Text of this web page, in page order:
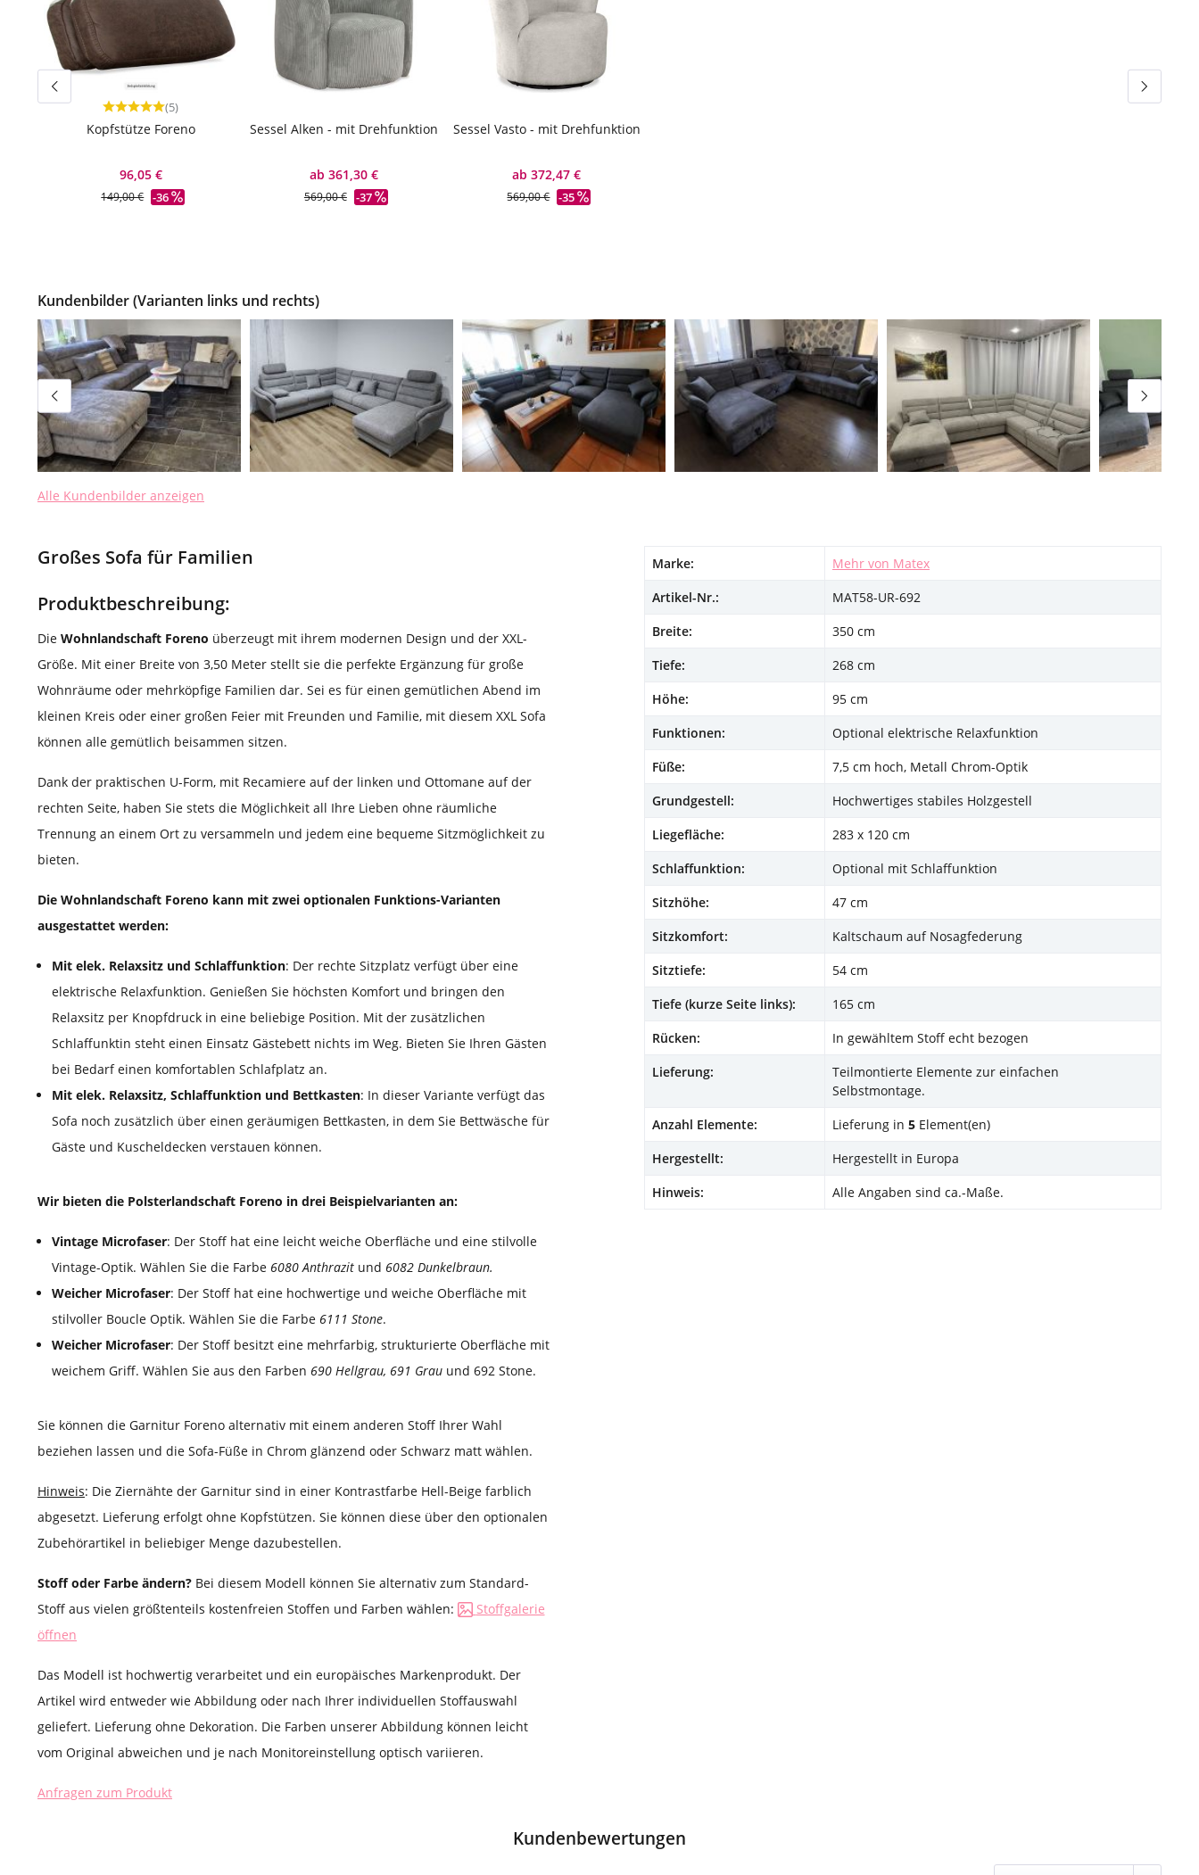
Durchschnittliche Bewertung von 5 von 5 Sternen
(5)
Kopfstütze Foreno
96,05 €
149,00 € -36
Sessel Alken - mit Drehfunktion
ab 361,30 €
569,00 € -37
Sessel Vasto - mit Drehfunktion
ab 372,47 €
569,00 € -35
Kundenbilder (Varianten links und rechts)
Alle Kundenbilder anzeigen
Großes Sofa für Familien
Produktbeschreibung:
Die Wohnlandschaft Foreno überzeugt mit ihrem modernen Design und der XXL-
Größe. Mit einer Breite von 3,50 Meter stellt sie die perfekte Ergänzung für große
Wohnräume oder mehrköpfige Familien dar. Sei es für einen gemütlichen Abend im
kleinen Kreis oder einer großen Feier mit Freunden und Familie, mit diesem XXL Sofa
können alle gemütlich beisammen sitzen.
Dank der praktischen U-Form, mit Recamiere auf der linken und Ottomane auf der
rechten Seite, haben Sie stets die Möglichkeit all Ihre Lieben ohne räumliche
Trennung an einem Ort zu versammeln und jedem eine bequeme Sitzmöglichkeit zu
bieten.
Die Wohnlandschaft Foreno kann mit zwei optionalen Funktions-Varianten
ausgestattet werden:
Mit elek. Relaxsitz und Schlaffunktion: Der rechte Sitzplatz verfügt über eine
elektrische Relaxfunktion. Genießen Sie höchsten Komfort und bringen den
Relaxsitz per Knopfdruck in eine beliebige Position. Mit der zusätzlichen
Schlaffunktin steht einen Einsatz Gästebett nichts im Weg. Bieten Sie Ihren Gästen
bei Bedarf einen komfortablen Schlafplatz an.
Mit elek. Relaxsitz, Schlaffunktion und Bettkasten: In dieser Variante verfügt das
Sofa noch zusätzlich über einen geräumigen Bettkasten, in dem Sie Bettwäsche für
Gäste und Kuscheldecken verstauen können.
Wir bieten die Polsterlandschaft Foreno in drei Beispielvarianten an:
Vintage Microfaser: Der Stoff hat eine leicht weiche Oberfläche und eine stilvolle
Vintage-Optik. Wählen Sie die Farbe 6080 Anthrazit und 6082 Dunkelbraun.
Weicher Microfaser: Der Stoff hat eine hochwertige und weiche Oberfläche mit
stilvoller Boucle Optik. Wählen Sie die Farbe 6111 Stone.
Weicher Microfaser: Der Stoff besitzt eine mehrfarbig, strukturierte Oberfläche mit
weichem Griff. Wählen Sie aus den Farben 690 Hellgrau, 691 Grau und 692 Stone.
Sie können die Garnitur Foreno alternativ mit einem anderen Stoff Ihrer Wahl
beziehen lassen und die Sofa-Füße in Chrom glänzend oder Schwarz matt wählen.
Hinweis: Die Ziernähte der Garnitur sind in einer Kontrastfarbe Hell-Beige farblich
abgesetzt. Lieferung erfolgt ohne Kopfstützen. Sie können diese über den optionalen
Zubehörartikel in beliebiger Menge dazubestellen.
Stoff oder Farbe ändern? Bei diesem Modell können Sie alternativ zum Standard-
Stoff aus vielen größtenteils kostenfreien Stoffen und Farben wählen:
Stoffgalerie
öffnen
Das Modell ist hochwertig verarbeitet und ein europäisches Markenprodukt. Der
Artikel wird entweder wie Abbildung oder nach Ihrer individuellen Stoffauswahl
geliefert. Lieferung ohne Dekoration. Die Farben unserer Abbildung können leicht
vom Original abweichen und je nach Monitoreinstellung optisch variieren.
Anfragen zum Produkt
Marke:
Mehr von Matex
Artikel-Nr.:
MAT58-UR-692
Breite:
350 cm
Tiefe:
268 cm
Höhe:
95 cm
Funktionen:
Optional elektrische Relaxfunktion
Füße:
7,5 cm hoch, Metall Chrom-Optik
Grundgestell:
Hochwertiges stabiles Holzgestell
Liegefläche:
283 x 120 cm
Schlaffunktion:
Optional mit Schlaffunktion
Sitzhöhe:
47 cm
Sitzkomfort:
Kaltschaum auf Nosagfederung
Sitztiefe:
54 cm
Tiefe (kurze Seite links):
165 cm
Rücken:
In gewähltem Stoff echt bezogen
Lieferung:
Teilmontierte Elemente zur einfachen
Selbstmontage.
Anzahl Elemente:
Lieferung in 5 Element(en)
Hergestellt:
Hergestellt in Europa
Hinweis:
Alle Angaben sind ca.-Maße.
Kundenbewertungen